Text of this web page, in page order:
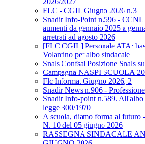
2026/2027
FLC - CGIL Giugno 2026 n.3
Snadir Info-Point n.596 - CCNL
aumenti da gennaio 2025 a
arretrati ad agosto 2026
[FLC CGIL] Personale ATA:
Volantino per albo sindacale
Snals Confsal Posizione Snals
Campagna NASPI SCUOLA
Flc Informa. Giugno 2026, 2
Snadir News n.906 -
Snadir Info-point n.589. All'albo
legge 300/1970
A scuola, diamo forma al futuro
N. 10 del 05 giugno 2026
RASSEGNA SINDACALE